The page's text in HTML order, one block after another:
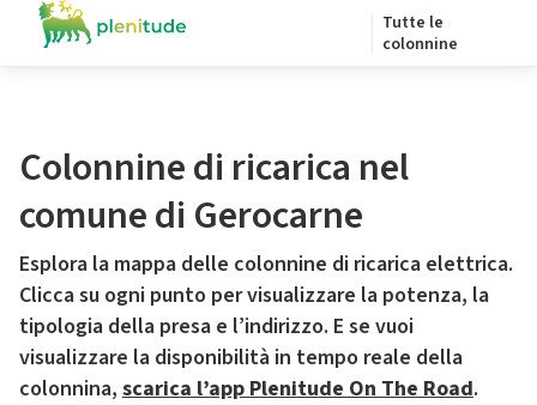
Tutte le
colonnine
Colonnine di ricarica nel
comune di Gerocarne
Esplora la mappa delle colonnine di ricarica elettrica.
Clicca su ogni punto per visualizzare la potenza, la
tipologia della presa e l’indirizzo. E se vuoi
visualizzare la disponibilità in tempo reale della
colonnina, scarica l’app Plenitude On The Road.